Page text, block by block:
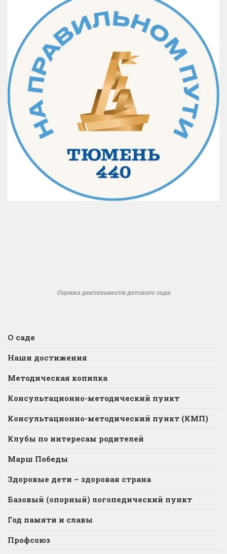
Оценка деятельности детского сада
О саде
Наши достижения
Методическая копилка
Консультационно-методический пункт
Консультационно-методический пункт (КМП)
Клубы по интересам родителей
Марш Победы
Здоровые дети – здоровая страна
Базовый (опорный) логопедический пункт
Год памяти и славы
Профсоюз